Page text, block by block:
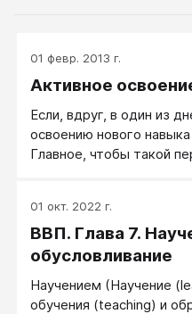
01 февр. 2013 г.
Активное
Если, вдруг, в один из
освоению нового
Главное, чтобы такой
Помните, что, частые
длительное отсутствие
вас назад, удлиняет
интенсив!
01 окт. 2022 г.
ВВП. Глава 7.
обусловливание
Научением (Научение
обучения (teaching) и